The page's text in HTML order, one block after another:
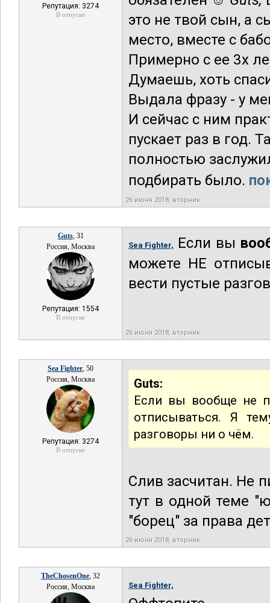
Репутация: 3274
В отпуске
это не твой сын, а
место, вместе с
Примерно с ее 3х
Думаешь, хоть
Выдала фразу - у
И сейчас с ним
пускает раз в год.
полностью
подбирать было.
26 июня 2018, вторник
Guts, 31
Россия, Москва
Репутация: 1554
В отпуске
Sea Fighter, Если вы
можете НЕ
вести пустые
26 июня 2018, вторник
Sea Fighter, 50
Россия, Москва
Репутация: 3274
В отпуске
Guts:
Если вы вообще не
отписываться. Я
разговоры ни о чём.
Слив засчитан. Не
тут в одной теме
"борец" за права
26 июня 2018, вторник
TheChosenOne, 32
Россия, Москва
Sea Fighter,